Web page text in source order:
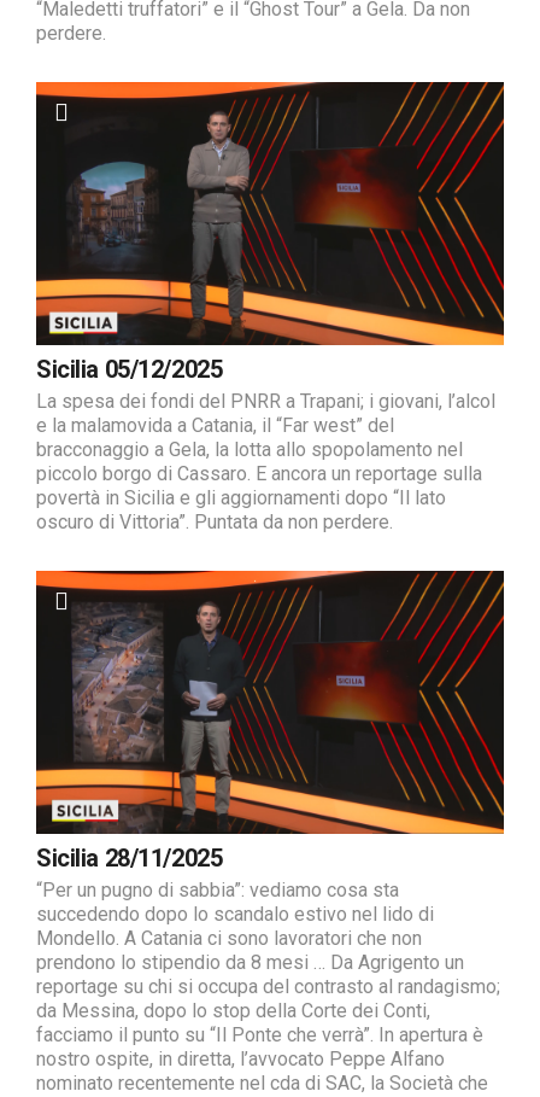
“Maledetti truffatori” e il “Ghost Tour” a Gela. Da non
perdere.
Sicilia 05/12/2025
La spesa dei fondi del PNRR a Trapani; i giovani, l’alcol
e la malamovida a Catania, il “Far west” del
bracconaggio a Gela, la lotta allo spopolamento nel
piccolo borgo di Cassaro. E ancora un reportage sulla
povertà in Sicilia e gli aggiornamenti dopo “Il lato
oscuro di Vittoria”. Puntata da non perdere.
Sicilia 28/11/2025
“Per un pugno di sabbia”: vediamo cosa sta
succedendo dopo lo scandalo estivo nel lido di
Mondello. A Catania ci sono lavoratori che non
prendono lo stipendio da 8 mesi … Da Agrigento un
reportage su chi si occupa del contrasto al randagismo;
da Messina, dopo lo stop della Corte dei Conti,
facciamo il punto su “Il Ponte che verrà”. In apertura è
nostro ospite, in diretta, l’avvocato Peppe Alfano
nominato recentemente nel cda di SAC, la Società che